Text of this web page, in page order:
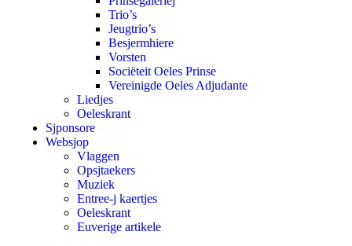
Trio’s
Jeugtrio’s
Besjermhiere
Vorsten
Sociëteit Oeles Prinse
Vereinigde Oeles Adjudante
Liedjes
Oeleskrant
Sjponsore
Websjop
Vlaggen
Opsjtaekers
Muziek
Entree-j kaertjes
Oeleskrant
Euverige artikele